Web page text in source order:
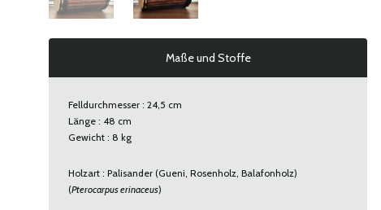
Maße und Stoffe
Felldurchmesser : 24,5 cm
Länge : 48 cm
Gewicht : 8 kg
Holzart : Palisander (Gueni, Rosenholz, Balafonholz)
(Pterocarpus erinaceus)